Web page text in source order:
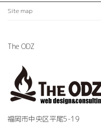
Site map
The ODZ
福岡市中央区平尾5-19